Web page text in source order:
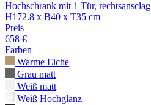
Hochschrank mit 1 Tür, rechtsansclag
H172.8 x B40 x T35 cm
Preis
658 €
Farben
Warme Eiche
Grau matt
Weiß matt
Weiß Hochglanz